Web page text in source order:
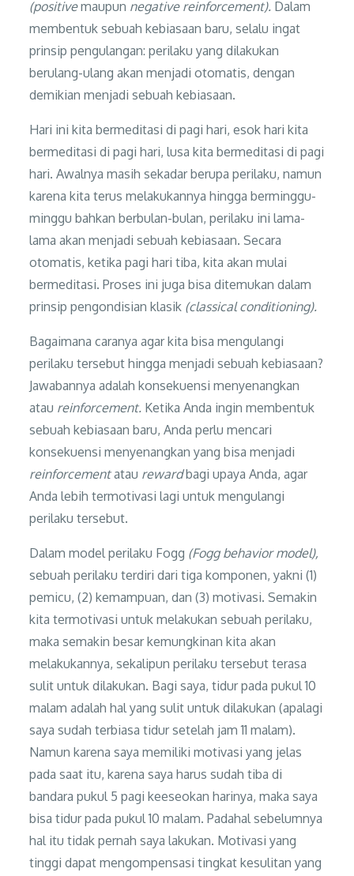
(positivemaupun negative reinforcement). Dalam
membentuk sebuah kebiasaan baru, selalu ingat
prinsip pengulangan: perilaku yang dilakukan
berulang-ulang akan menjadi otomatis, dengan
demikian menjadi sebuah kebiasaan.
Hari ini kita bermeditasi di pagi hari, esok hari kita
bermeditasi di pagi hari, lusa kita bermeditasi di pagi
hari. Awalnya masih sekadar berupa perilaku, namun
karena kita terus melakukannya hingga berminggu-
minggu bahkan berbulan-bulan, perilaku ini lama-
lama akan menjadi sebuah kebiasaan. Secara
otomatis, ketika pagi hari tiba, kita akan mulai
bermeditasi. Proses ini juga bisa ditemukan dalam
prinsip pengondisian klasik (classical conditioning).
Bagaimana caranya agar kita bisa mengulangi
perilaku tersebut hingga menjadi sebuah kebiasaan?
Jawabannya adalah konsekuensi menyenangkan
atau reinforcement. Ketika Anda ingin membentuk
sebuah kebiasaan baru, Anda perlu mencari
konsekuensi menyenangkan yang bisa menjadi
reinforcementatau rewardbagi upaya Anda, agar
Anda lebih termotivasi lagi untuk mengulangi
perilaku tersebut.
Dalam model perilaku Fogg (Fogg behavior model),
sebuah perilaku terdiri dari tiga komponen, yakni (1)
pemicu, (2) kemampuan, dan (3) motivasi. Semakin
kita termotivasi untuk melakukan sebuah perilaku,
maka semakin besar kemungkinan kita akan
melakukannya, sekalipun perilaku tersebut terasa
sulit untuk dilakukan. Bagi saya, tidur pada pukul 10
malam adalah hal yang sulit untuk dilakukan (apalagi
saya sudah terbiasa tidur setelah jam 11 malam).
Namun karena saya memiliki motivasi yang jelas
pada saat itu, karena saya harus sudah tiba di
bandara pukul 5 pagi keeseokan harinya, maka saya
bisa tidur pada pukul 10 malam. Padahal sebelumnya
hal itu tidak pernah saya lakukan. Motivasi yang
tinggi dapat mengompensasi tingkat kesulitan yang